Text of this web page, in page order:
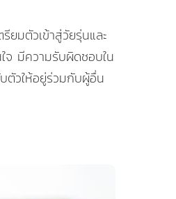
ยมตัวเข้าสู่วัยรุ่นและ
มีความรับผิดชอบใน
วให้อยู่ร่วมกับผู้อื่น